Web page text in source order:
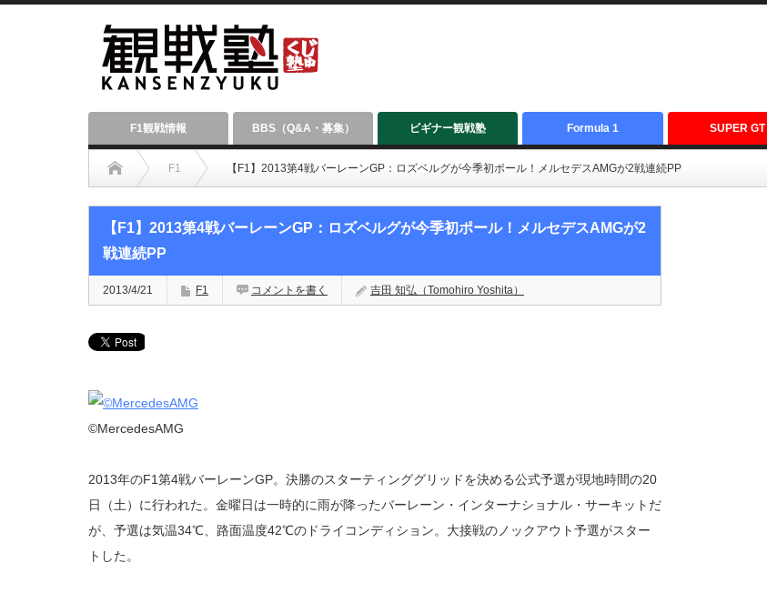
F1観戦情報 BBS（Q&A・募集） ビギナー観戦塾 Formula 1 SUPER GT
F1 【F1】2013第4戦バーレーンGP：ロズベルグが今季初ポール！メルセデスAMGが2戦連続PP
【F1】2013第4戦バーレーンGP：ロズベルグが今季初ポール！メルセデスAMGが2
戦連続PP
2013/4/21 F1 コメントを書く 吉田 知弘（Tomohiro Yoshita）
©MercedesAMG
2013年のF1第4戦バーレーンGP。決勝のスターティンググリッドを決める公式予選が現地時間の20
日（土）に行われた。金曜日は一時的に雨が降ったバーレーン・インターナショナル・サーキットだ
が、予選は気温34℃、路面温度42℃のドライコンディション。大接戦のノックアウト予選がスター
トした。